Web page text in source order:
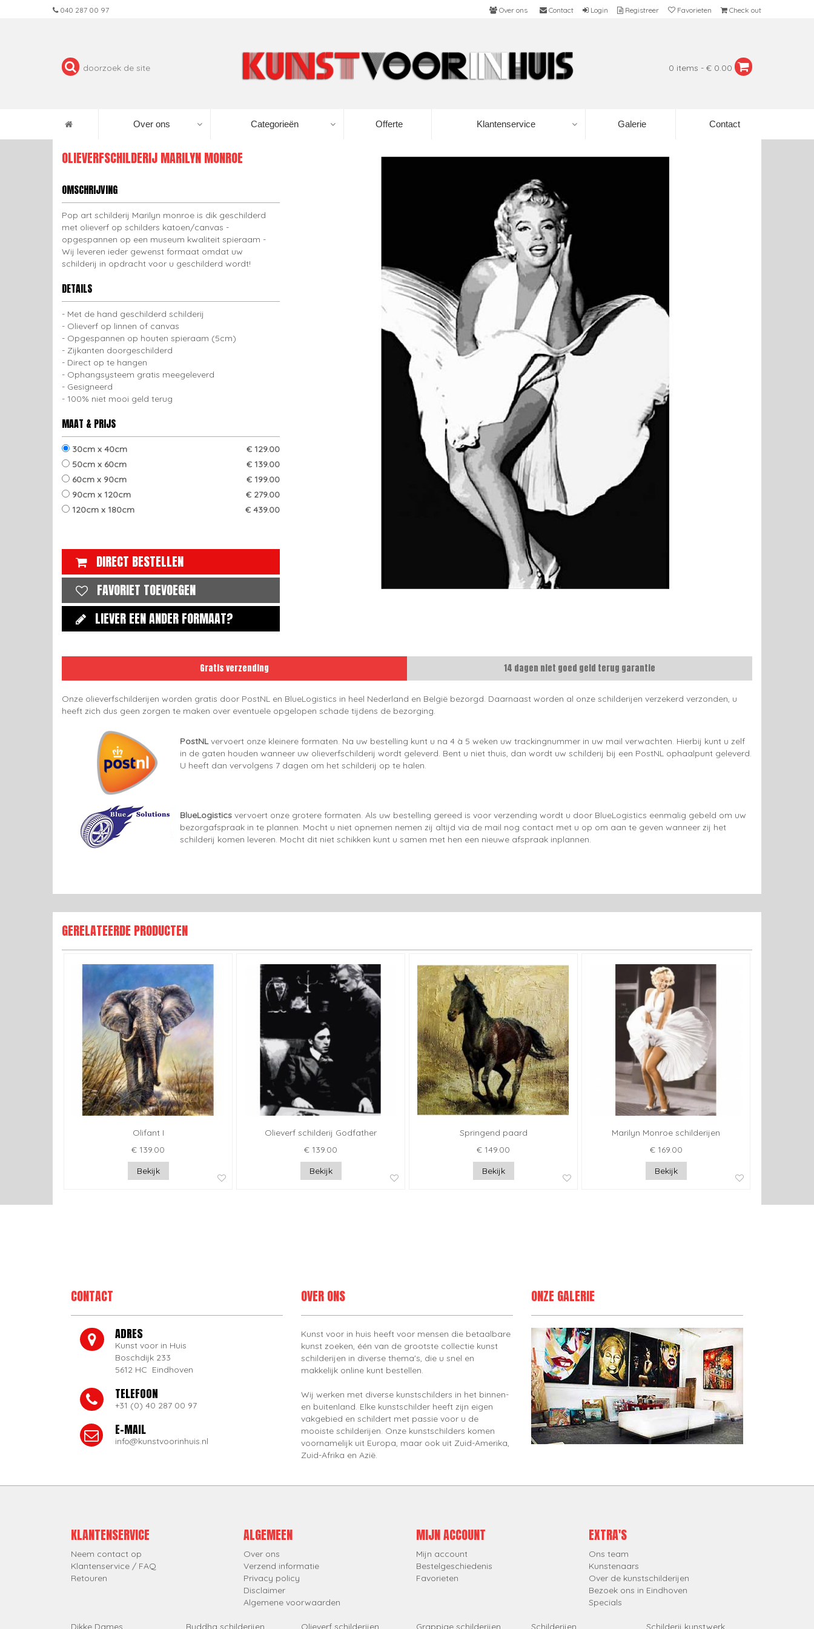
040 287 00 97 Over ons Contact Login Registreer Favorieten Check out
0 items - € 0.00
Over ons Categorieën Offerte Klantenservice Galerie Contact
OLIEVERFSCHILDERIJ MARILYN MONROE
OMSCHRIJVING
Pop art schilderij Marilyn monroe is dik geschilderd
met olieverf op schilders katoen/canvas -
opgespannen op een museum kwaliteit spieraam -
Wij leveren ieder gewenst formaat omdat uw
schilderij in opdracht voor u geschilderd wordt!
DETAILS
Met de hand geschilderd schilderij
Olieverf op linnen of canvas
Opgespannen op houten spieraam (5cm)
Zijkanten doorgeschilderd
Direct op te hangen
Ophangsysteem gratis meegeleverd
Gesigneerd
100% niet mooi geld terug
MAAT & PRIJS
30cm x 40cm
€ 129.00
50cm x 60cm
€ 139.00
60cm x 90cm
€ 199.00
90cm x 120cm
€ 279.00
120cm x 180cm
€ 439.00
DIRECT BESTELLEN
FAVORIET TOEVOEGEN
LIEVER EEN ANDER FORMAAT?
Gratis verzending 14 dagen niet goed geld terug garantie
Onze olieverfschilderijen worden gratis door PostNL en BlueLogistics in heel Nederland en België bezorgd. Daarnaast worden al onze schilderijen verzekerd verzonden, u
heeft zich dus geen zorgen te maken over eventuele opgelopen schade tijdens de bezorging.
PostNLvervoert onze kleinere formaten. Na uw bestelling kunt u na 4 à 5 weken uw trackingnummer in uw mail verwachten. Hierbij kunt u zelf
in de gaten houden wanneer uw olieverfschilderij wordt geleverd. Bent u niet thuis, dan wordt uw schilderij bij een PostNL ophaalpunt geleverd.
U heeft dan vervolgens 7 dagen om het schilderij op te halen.
BlueLogistics vervoert onze grotere formaten. Als uw bestelling gereed is voor verzending wordt u door BlueLogistics eenmalig gebeld om uw
bezorgafspraak in te plannen. Mocht u niet opnemen nemen zij altijd via de mail nog contact met u op om aan te geven wanneer zij het
schilderij komen leveren. Mocht dit niet schikken kunt u samen met hen een nieuwe afspraak inplannen.
GERELATEERDE PRODUCTEN
Olifant I
€ 139.00
Bekijk
Olieverf schilderij Godfather
€ 139.00
Bekijk
Springend paard
€ 149.00
Bekijk
Marilyn Monroe schilderijen
€ 169.00
Bekijk
CONTACT
ADRES
Kunst voor in Huis
Boschdijk 233
5612 HC Eindhoven
TELEFOON
+31 (0) 40 287 00 97
E-MAIL
info@kunstvoorinhuis.nl
OVER ONS
Kunst voor in huis heeft voor mensen die betaalbare
kunst zoeken, één van de grootste collectie kunst
schilderijen in diverse thema's, die u snel en
makkelijk online kunt bestellen.
Wij werken met diverse kunstschilders in het binnen-
en buitenland. Elke kunstschilder heeft zijn eigen
vakgebied en schildert met passie voor u de
mooiste schilderijen. Onze kunstschilders komen
voornamelijk uit Europa, maar ook uit Zuid-Amerika,
Zuid-Afrika en Azië.
ONZE GALERIE
KLANTENSERVICE
Neem contact op
Klantenservice / FAQ
Retouren
ALGEMEEN
Over ons
Verzend informatie
Privacy policy
Disclaimer
Algemene voorwaarden
MIJN ACCOUNT
Mijn account
Bestelgeschiedenis
Favorieten
EXTRA'S
Ons team
Kunstenaars
Over de kunstschilderijen
Bezoek ons in Eindhoven
Specials
Dikke Dames Buddha schilderijen Olieverf schilderijen Grappige schilderijen Schilderijen Schilderij kunstwerk